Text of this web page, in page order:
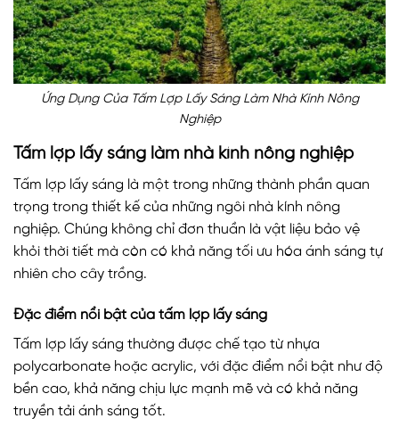
Ứng Dụng Của Tấm Lợp Lấy Sáng Làm Nhà Kính Nông
Nghiệp
Tấm lợp lấy sáng làm nhà kính nông nghiệp
Tấm lợp lấy sáng là một trong những thành phần quan
trọng trong thiết kế của những ngôi nhà kính nông
nghiệp. Chúng không chỉ đơn thuần là vật liệu bảo vệ
khỏi thời tiết mà còn có khả năng tối ưu hóa ánh sáng tự
nhiên cho cây trồng.
Đặc điểm nổi bật của tấm lợp lấy sáng
Tấm lợp lấy sáng thường được chế tạo từ nhựa
polycarbonate hoặc acrylic, với đặc điểm nổi bật như độ
bền cao, khả năng chịu lực mạnh mẽ và có khả năng
truyền tải ánh sáng tốt.